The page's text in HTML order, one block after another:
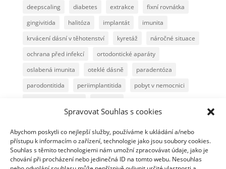
Spravovat Souhlas s cookies
Abychom poskytli co nejlepší služby, používáme k ukládání a/nebo
přístupu k informacím o zařízení, technologie jako jsou soubory cookies.
Souhlas s těmito technologiemi nám umožní zpracovávat údaje, jako je
chování při procházení nebo jedinečná ID na tomto webu. Nesouhlas
deepscaling
diabetes extrakce
fixní rovnátka
gingivitida
halitóza implantát
imunita
krvácení dásní v těhotenství
kyretáž
náročné situace
ochrana před infekcí
ortodontické aparáty
oslabená imunita
oteklé dásně
paradentóza
parodontitida
periimplantitida
pobyt v nemocnici
péče o zuby a dásně při rovnátkách
péče při autoimunním onemocnění
přírodní pěnidlo
radioléčba
snímatelná rovnátka
snížená imunita
sucho v ústech
těhotenská gingivitida